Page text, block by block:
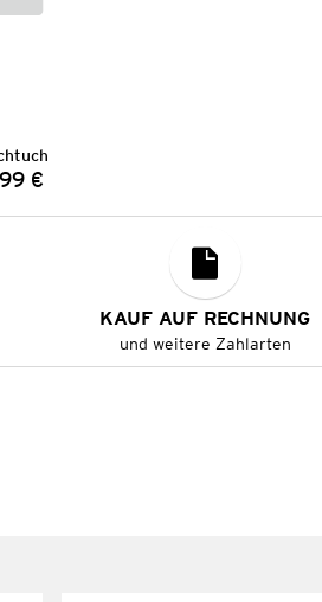
Preis:
€
KAUF AUF RECHNUNG
und weitere Zahlarten